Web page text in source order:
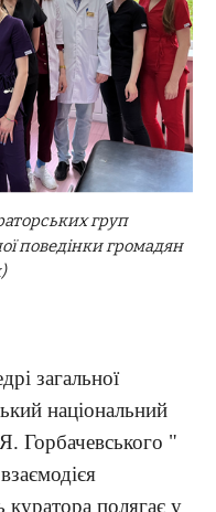
груп
поведінки громадян
загальної
національний
Горбачевського "
куратора полягає у